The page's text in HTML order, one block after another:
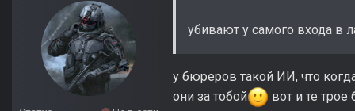
убивают у самого входа в
у бюреров такой ИИ, что
они за тобой
вот и те